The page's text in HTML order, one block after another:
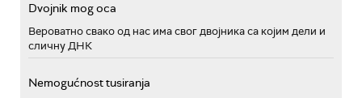
Dvojnik mog oca
Вероватно свако од нас има свог двојника са којим дели и
сличну ДНК
Nemogućnost tusiranja